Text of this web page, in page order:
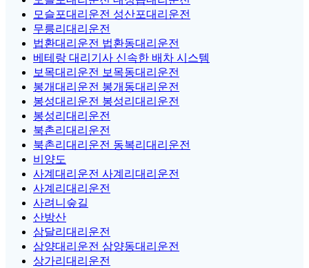
모슬포대리운전 성산포대리운전
무릉리대리운전
법환대리운전 법환동대리운전
베테랑 대리기사 신속한 배차 시스템
보목대리운전 보목동대리운전
봉개대리운전 봉개동대리운전
봉성대리운전 봉성리대리운전
봉성리대리운전
북촌리대리운전
북촌리대리운전 동복리대리운전
비양도
사계대리운전 사계리대리운전
사계리대리운전
사려니숲길
산방산
삼달리대리운전
삼양대리운전 삼양동대리운전
상가리대리운전